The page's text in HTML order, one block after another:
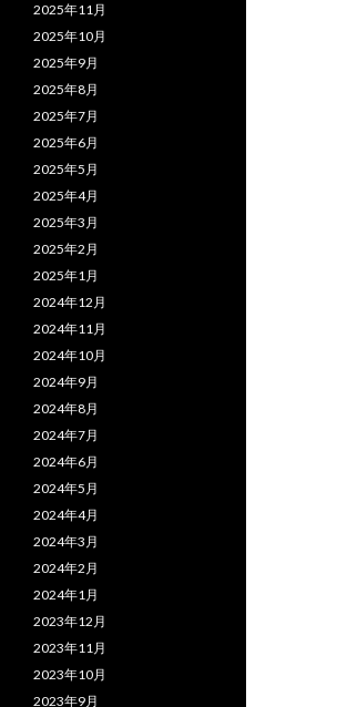
2025年11月
2025年10月
2025年9月
2025年8月
2025年7月
2025年6月
2025年5月
2025年4月
2025年3月
2025年2月
2025年1月
2024年12月
2024年11月
2024年10月
2024年9月
2024年8月
2024年7月
2024年6月
2024年5月
2024年4月
2024年3月
2024年2月
2024年1月
2023年12月
2023年11月
2023年10月
2023年9月